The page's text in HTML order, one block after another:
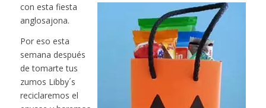
con esta fiesta
anglosajona.
Por eso esta
semana después
de tomarte tus
zumos Libby´s
reciclaremos el